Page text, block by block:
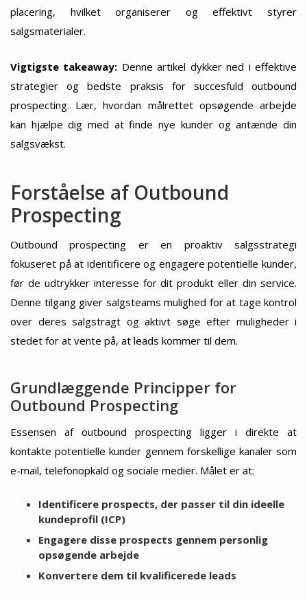
placering, hvilket organiserer og effektivt styrer
salgsmaterialer.
Vigtigste takeaway: Denne artikel dykker ned i effektive
strategier og bedste praksis for succesfuld outbound
prospecting. Lær, hvordan målrettet opsøgende arbejde
kan hjælpe dig med at finde nye kunder og antænde din
salgsvækst.
Forståelse af Outbound
Prospecting
Outbound prospecting er en proaktiv salgsstrategi
fokuseret på at identificere og engagere potentielle kunder,
før de udtrykker interesse for dit produkt eller din service.
Denne tilgang giver salgsteams mulighed for at tage kontrol
over deres salgstragt og aktivt søge efter muligheder i
stedet for at vente på, at leads kommer til dem.
Grundlæggende Principper for
Outbound Prospecting
Essensen af outbound prospecting ligger i direkte at
kontakte potentielle kunder gennem forskellige kanaler som
e-mail, telefonopkald og sociale medier. Målet er at:
Identificere prospects, der passer til din ideelle
kundeprofil (ICP)
Engagere disse prospects gennem personlig
opsøgende arbejde
Konvertere dem til kvalificerede leads